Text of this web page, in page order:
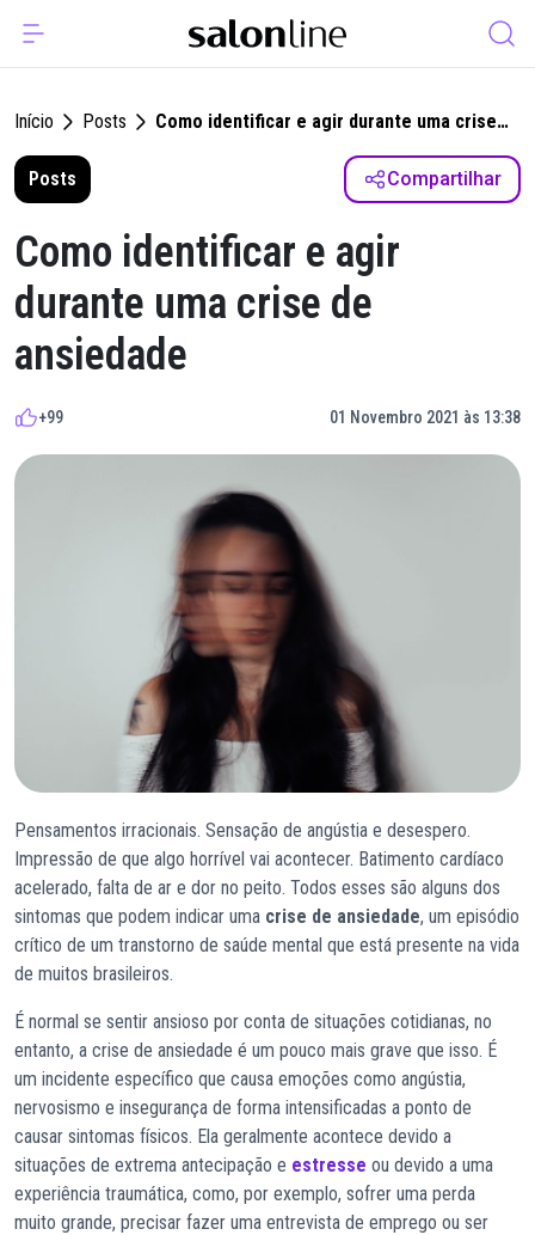
Início Posts
Como identificar e agir durante uma crise
Posts
Compartilhar
Como identificar e agir
durante uma crise de
ansiedade
+99 01 Novembro 2021 às 13:38
Pensamentos irracionais. Sensação de angústia e desespero.
Impressão de que algo horrível vai acontecer. Batimento cardíaco
acelerado, falta de ar e dor no peito. Todos esses são alguns dos
sintomas que podem indicar uma crise de ansiedade, um episódio
crítico de um transtorno de saúde mental que está presente na vida
de muitos brasileiros.
É normal se sentir ansioso por conta de situações cotidianas, no
entanto, a crise de ansiedade é um pouco mais grave que isso. É
um incidente específico que causa emoções como angústia,
nervosismo e insegurança de forma intensificadas a ponto de
causar sintomas físicos. Ela geralmente acontece devido a
situações de extrema antecipação e estresse ou devido a uma
experiência traumática, como, por exemplo, sofrer uma perda
muito grande, precisar fazer uma entrevista de emprego ou ser